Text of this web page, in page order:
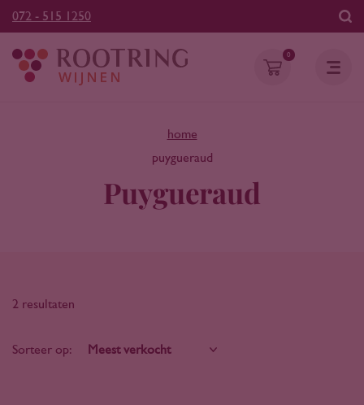
072 - 515 1250
0
home
puygueraud
Puygueraud
2 resultaten
Sorteer op: